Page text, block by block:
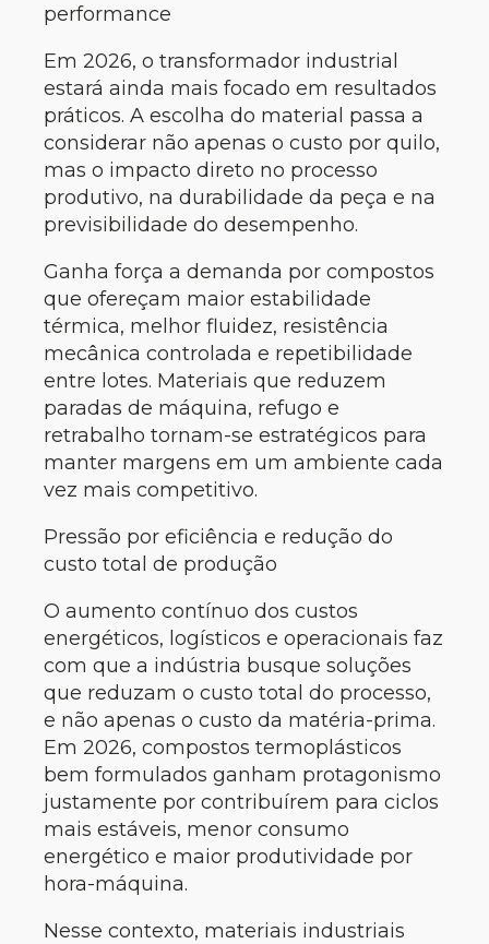
performance
Em 2026, o transformador industrial
estará ainda mais focado em resultados
práticos. A escolha do material passa a
considerar não apenas o custo por quilo,
mas o impacto direto no processo
produtivo, na durabilidade da peça e na
previsibilidade do desempenho.
Ganha força a demanda por compostos
que ofereçam maior estabilidade
térmica, melhor fluidez, resistência
mecânica controlada e repetibilidade
entre lotes. Materiais que reduzem
paradas de máquina, refugo e
retrabalho tornam-se estratégicos para
manter margens em um ambiente cada
vez mais competitivo.
Pressão por eficiência e redução do
custo total de produção
O aumento contínuo dos custos
energéticos, logísticos e operacionais faz
com que a indústria busque soluções
que reduzam o custo total do processo,
e não apenas o custo da matéria-prima.
Em 2026, compostos termoplásticos
bem formulados ganham protagonismo
justamente por contribuírem para ciclos
mais estáveis, menor consumo
energético e maior produtividade por
hora-máquina.
Nesse contexto, materiais industriais